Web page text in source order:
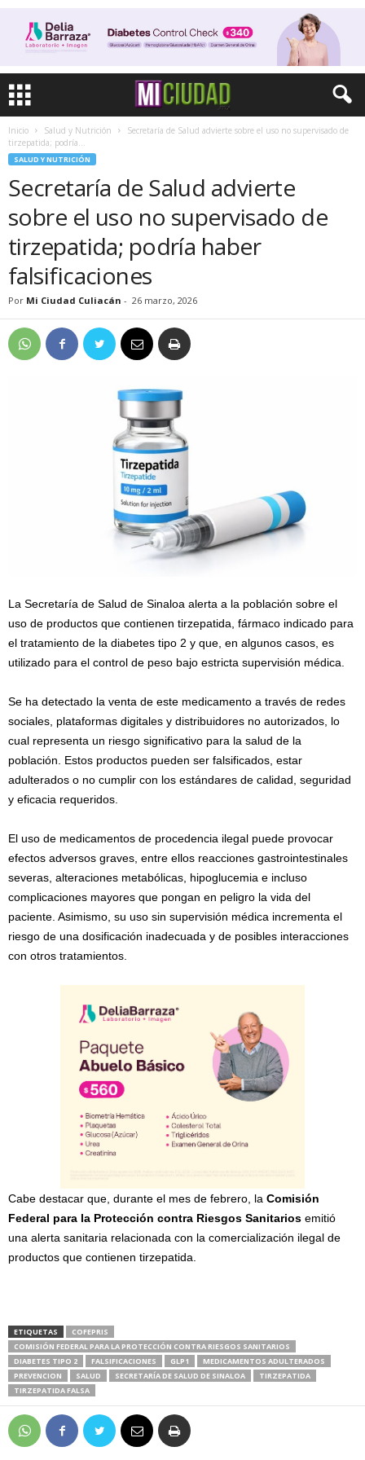
Inicio Salud y Nutrición
Secretaría de Salud advierte sobre el uso no supervisado de
tirzepatida; podría...
SALUD Y NUTRICIÓN
Secretaría de Salud advierte
sobre el uso no supervisado de
tirzepatida; podría haber
falsificaciones
Por Mi Ciudad Culiacán - 26 marzo, 2026
La Secretaría de Salud de Sinaloa alerta a la población sobre el
uso de productos que contienen tirzepatida, fármaco indicado para
el tratamiento de la diabetes tipo 2 y que, en algunos casos, es
utilizado para el control de peso bajo estricta supervisión médica.
Se ha detectado la venta de este medicamento a través de redes
sociales, plataformas digitales y distribuidores no autorizados, lo
cual representa un riesgo significativo para la salud de la
población. Estos productos pueden ser falsificados, estar
adulterados o no cumplir con los estándares de calidad, seguridad
y eficacia requeridos.
El uso de medicamentos de procedencia ilegal puede provocar
efectos adversos graves, entre ellos reacciones gastrointestinales
severas, alteraciones metabólicas, hipoglucemia e incluso
complicaciones mayores que pongan en peligro la vida del
paciente. Asimismo, su uso sin supervisión médica incrementa el
riesgo de una dosificación inadecuada y de posibles interacciones
con otros tratamientos.
Cabe destacar que, durante el mes de febrero, la Comisión
Federal para la Protección contra Riesgos Sanitarios emitió
una alerta sanitaria relacionada con la comercialización ilegal de
productos que contienen tirzepatida.
ETIQUETAS
COFEPRIS
COMISIÓN FEDERAL PARA LA PROTECCIÓN CONTRA RIESGOS SANITARIOS
DIABETES TIPO 2
FALSIFICACIONES GLP1
MEDICAMENTOS ADULTERADOS
PREVENCION
SALUD SECRETARÍA DE SALUD DE SINALOA
TIRZEPATIDA
TIRZEPATIDA FALSA